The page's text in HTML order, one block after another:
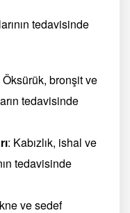
tedavisinde
Öksürük, bronşit ve
tedavisinde
: Kabızlık, ishal ve
tedavisinde
ve sedef